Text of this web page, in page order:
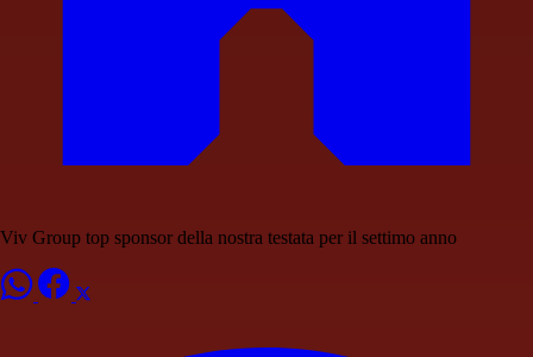
Viv Group top sponsor della nostra testata per il settimo anno